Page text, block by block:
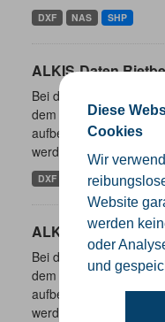
Diese
Cookies
Wir
Website
werden
oder
und
DXF NAS SHP
ALKIS-Daten
Bei den hier
dem ALKIS-Bestand
aufbereitete und
werden in den...
DXF NAS SHP
ALKIS-Daten
Bei den hier
dem ALKIS-Bestand
aufbereitete und
werden in den...